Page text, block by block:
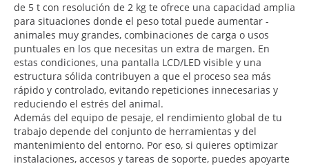
de 5 t con resolución de 2 kg te ofrece una capacidad amplia
para situaciones donde el peso total puede aumentar -
animales muy grandes, combinaciones de carga o usos
puntuales en los que necesitas un extra de margen. En
estas condiciones, una pantalla LCD/LED visible y una
estructura sólida contribuyen a que el proceso sea más
rápido y controlado, evitando repeticiones innecesarias y
reduciendo el estrés del animal.
Además del equipo de pesaje, el rendimiento global de tu
trabajo depende del conjunto de herramientas y del
mantenimiento del entorno. Por eso, si quieres optimizar
instalaciones, accesos y tareas de soporte, puedes apoyarte